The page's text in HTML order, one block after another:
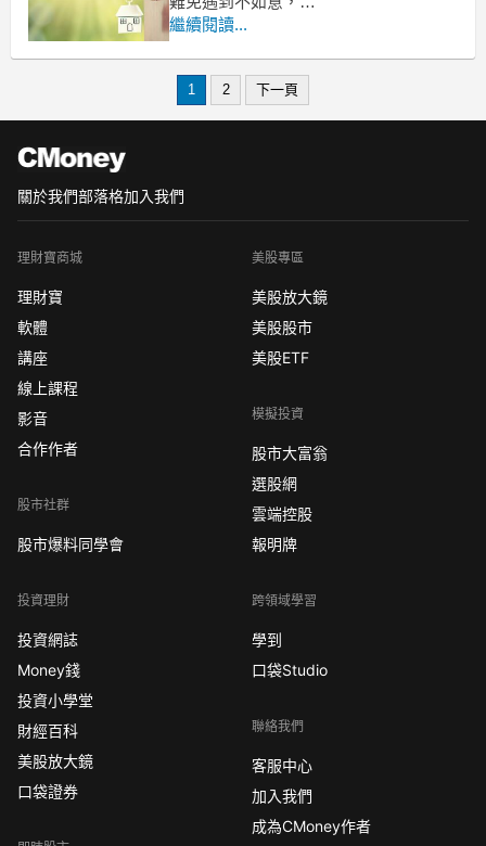
你是否時常覺得，
繼續閱讀...
1 2 下一頁
關於我們部落格加入我們
理財寶商城
理財寶
軟體
講座
線上課程
影音
合作作者
股市社群
股市爆料同學會
投資理財
投資網誌
Money錢
投資小學堂
財經百科
美股放大鏡
口袋證券
美股專區
美股放大鏡
美股股市
美股ETF
模擬投資
股市大富翁
選股網
雲端控股
報明牌
跨領域學習
學到
口袋Studio
聯絡我們
客服中心
加入我們
成為CMoney作者